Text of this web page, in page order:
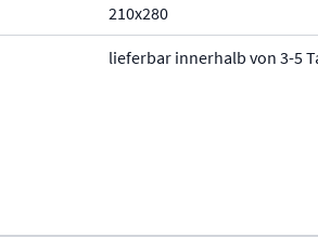
210x280
lieferbar innerhalb von 3-5